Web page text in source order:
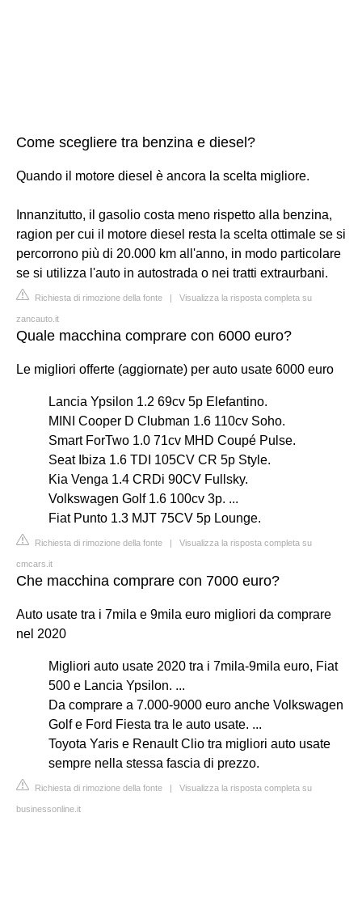
Come scegliere tra benzina e diesel?
Quando il motore diesel è ancora la scelta migliore.
Innanzitutto, il gasolio costa meno rispetto alla benzina,
ragion per cui il motore diesel resta la scelta ottimale se si
percorrono più di 20.000 km all'anno, in modo particolare
se si utilizza l'auto in autostrada o nei tratti extraurbani.
Richiesta di rimozione della fonte | Visualizza la risposta completa su
zancauto.it
Quale macchina comprare con 6000 euro?
Le migliori offerte (aggiornate) per auto usate 6000 euro
Lancia Ypsilon 1.2 69cv 5p Elefantino.
MINI Cooper D Clubman 1.6 110cv Soho.
Smart ForTwo 1.0 71cv MHD Coupé Pulse.
Seat Ibiza 1.6 TDI 105CV CR 5p Style.
Kia Venga 1.4 CRDi 90CV Fullsky.
Volkswagen Golf 1.6 100cv 3p. ...
Fiat Punto 1.3 MJT 75CV 5p Lounge.
Richiesta di rimozione della fonte | Visualizza la risposta completa su
cmcars.it
Che macchina comprare con 7000 euro?
Auto usate tra i 7mila e 9mila euro migliori da comprare
nel 2020
Migliori auto usate 2020 tra i 7mila-9mila euro, Fiat
500 e Lancia Ypsilon. ...
Da comprare a 7.000-9000 euro anche Volkswagen
Golf e Ford Fiesta tra le auto usate. ...
Toyota Yaris e Renault Clio tra migliori auto usate
sempre nella stessa fascia di prezzo.
Richiesta di rimozione della fonte | Visualizza la risposta completa su
businessonline.it